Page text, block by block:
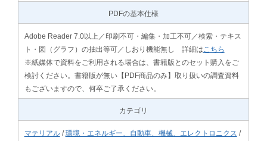
PDFの基本仕様
Adobe Reader 7.0以上／印刷不可・編集・加工不可／検索・テキス
ト・図（グラフ）の抽出等可／しおり機能無し 詳細は こちら
※紙媒体で資料をご利用される場合は、書籍版とのセット購入をご
検討ください。書籍版が無い【PDF商品のみ】取り扱いの調査資料
もございますので、何卒ご了承ください。
カテゴリ
マテリアル/環境・エネルギー、自動車、機械、エレクトロニクス /